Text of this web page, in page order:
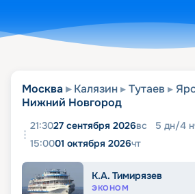
Москва Калязин Тутаев
Нижний Новгород
21:3027 сентября 2026вс 5 дн/4
15:0001 октября 2026чт
К.А. Тимирязев
ЭКОНОМ